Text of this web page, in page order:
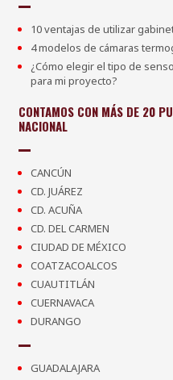
10 ventajas de utilizar
4 modelos de cámaras
¿Cómo elegir el tipo de
para mi proyecto?
CONTAMOS CON MÁS DE 20
NACIONAL
CANCÚN
CD. JUÁREZ
CD. ACUÑA
CD. DEL CARMEN
CIUDAD DE MÉXICO
COATZACOALCOS
CUAUTITLÁN
CUERNAVACA
DURANGO
GUADALAJARA